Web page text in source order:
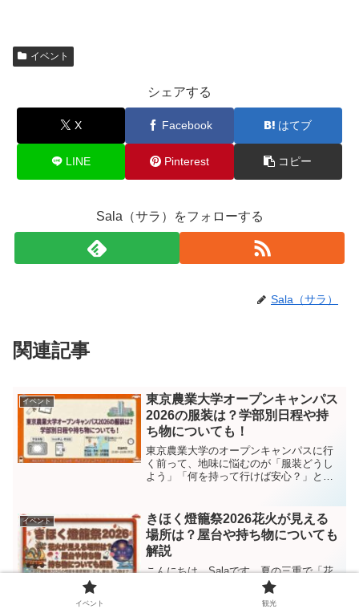
イベント
シェアする
X Facebook はてブ
LINE Pinterest コピー
Sala（サラ）をフォローする
Sala（サラ）
関連記事
イベント
東京農業大学オープンキャンパス
2026の服装は？学部別日程や持
ち物についても！
東京農業大学のオープンキャンパスに行
く前って、地味に悩むのが「服装どうし
よう」「何を持って行けば安心？」とい
の動きやすさが気になるタイプです。そ
こで今回は、東京農業大学...
イベント
きほく燈籠祭2026花火が見える
場所は？屋台や持ち物についても
解説
こんにちは、Salaです。夏の三重で「花
火もお祭り感もどっちも味わいたい！」
という人に、かなり相性がいいのがきほ
く燈籠祭です。巨大な大燈籠と花火が同
イベント 観光